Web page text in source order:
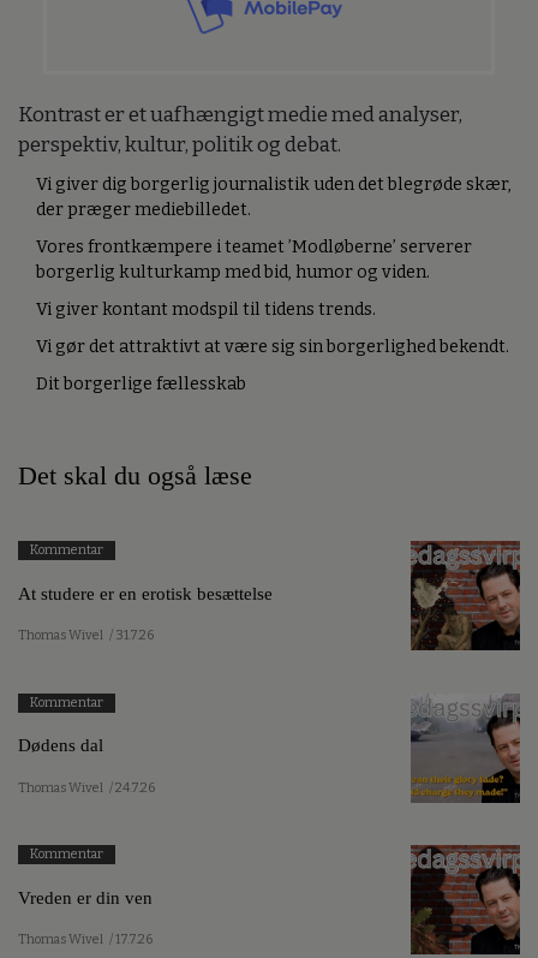
Kontrast er et uafhængigt medie med analyser,
perspektiv, kultur, politik og debat.
Vi giver dig borgerlig journalistik uden det blegrøde skær,
der præger mediebilledet.
Vores frontkæmpere i teamet ’Modløberne’ serverer
borgerlig kulturkamp med bid, humor og viden.
Vi giver kontant modspil til tidens trends.
Vi gør det attraktivt at være sig sin borgerlighed bekendt.
Dit borgerlige fællesskab
Det skal du også læse
Kommentar
At studere er en erotisk besættelse
Thomas Wivel / 31.7.26
Kommentar
Dødens dal
Thomas Wivel / 24.7.26
Kommentar
Vreden er din ven
Thomas Wivel / 17.7.26